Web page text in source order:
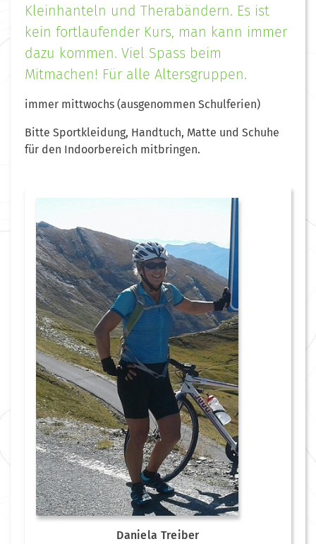
Kleinhanteln und Therabändern. Es ist
kein fortlaufender Kurs, man kann immer
dazu kommen. Viel Spass beim
Mitmachen! Für alle Altersgruppen.
immer mittwochs (ausgenommen Schulferien)
Bitte Sportkleidung, Handtuch, Matte und Schuhe
für den Indoorbereich mitbringen.
Daniela Treiber